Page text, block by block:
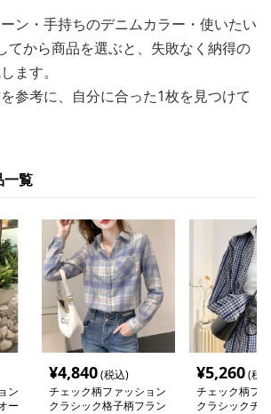
ン・手持ちのデニムカラー・使いたい
てから商品を選ぶと、失敗なく納得の
ます。
参考に、自分に合った1枚を見つけて
一覧
ン
ー
¥4,840(税込)
チェック柄ファッション
クラシック格子柄フラン
¥5,260(税
チェック柄フ
クラシックチ